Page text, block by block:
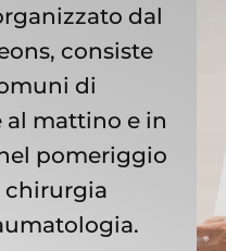
dal
consiste
di
mattino e in
pomeriggio
chirurgia